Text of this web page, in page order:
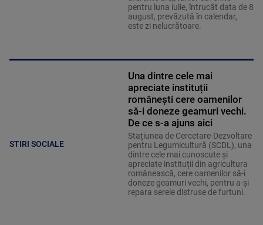
pentru luna iulie, întrucât data de 8
august, prevăzută în calendar,
este zi nelucrătoare.
STIRI SOCIALE
Una dintre cele mai
apreciate instituții
românești cere oamenilor
să-i doneze geamuri vechi.
De ce s-a ajuns aici
Stațiunea de Cercetare-Dezvoltare
pentru Legumicultură (SCDL), una
dintre cele mai cunoscute și
apreciate instituții din agricultura
românească, cere oamenilor să-i
doneze geamuri vechi, pentru a-și
repara serele distruse de furtuni.